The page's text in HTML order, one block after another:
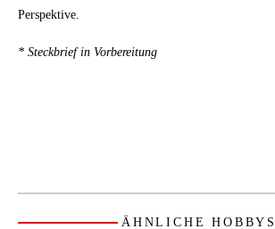
Perspektive.
* Steckbrief in Vorbereitung
ÄHNLICHE HOBBYS